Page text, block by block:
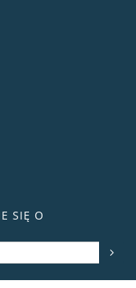
SIĘ O